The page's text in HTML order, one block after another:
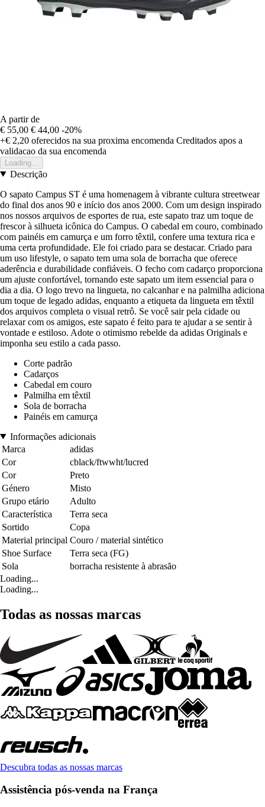
A partir de
€ 55,00 € 44,00 -20%
+€ 2,20 oferecidos na sua proxima encomenda Creditados apos a
validacao da sua encomenda
Loading...
Descrição
O sapatо Campus ST é uma homenagem à vibrante cultura streetwear
do final dos anos 90 e início dos anos 2000. Com um design inspirado
nos nossos arquivos de esportes de rua, este sapatо traz um toque de
frescor à silhueta icônica do Campus. O cabedal em couro, combinado
com painéis em camurça e um forro têxtil, confere uma textura rica e
uma certa profundidade. Ele foi criado para se destacar. Criado para
um uso lifestyle, o sapatо tem uma sola de borracha que oferece
aderência e durabilidade confiáveis. O fecho com cadarço proporciona
um ajuste confortável, tornando este sapatо um item essencial para o
dia a dia. O logo trevo na lingueta, no calcanhar e na palmilha adiciona
um toque de legado adidas, enquanto a etiqueta da lingueta em têxtil
dos arquivos completa o visual retrô. Se você sair pela cidade ou
relaxar com os amigos, este sapatо é feito para te ajudar a se sentir à
vontade e estiloso. Adote o otimismo rebelde da adidas Originals e
imponha seu estilo a cada passo.
Corte padrão
Cadarços
Cabedal em couro
Palmilha em têxtil
Sola de borracha
Painéis em camurça
Informações adicionais
Marca
adidas
Cor
cblack/ftwwht/lucred
Cor
Preto
Género
Misto
Grupo etário
Adulto
Característica
Terra seca
Sortido
Copa
Material principal Couro / material sintético
Shoe Surface
Terra seca (FG)
Sola
borracha resistente à abrasão
Loading...
Loading...
Todas as nossas marcas
Descubra todas as nossas marcas
Assistência pós-venda na França